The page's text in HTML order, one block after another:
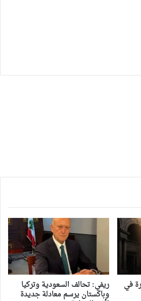
في ريفي: تحالف السعودية وتركيا
وباكستان يرسم معادلة جديدة